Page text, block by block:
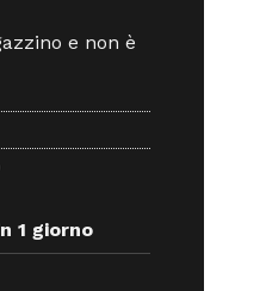
e non è
1 giorno